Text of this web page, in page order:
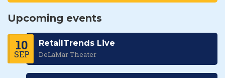
Upcoming events
10
SEP
RetailTrends Live
DeLaMar Theater